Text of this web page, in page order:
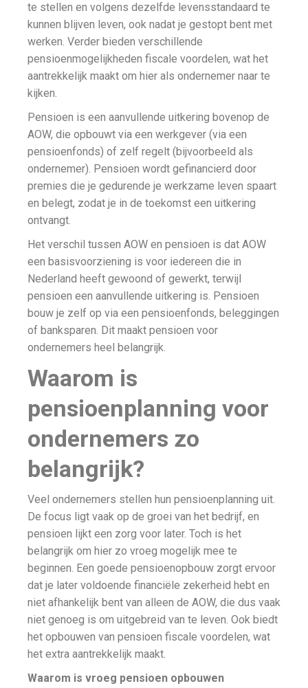
te stellen en volgens dezelfde levensstandaard te
kunnen blijven leven, ook nadat je gestopt bent met
werken. Verder bieden verschillende
pensioenmogelijkheden fiscale voordelen, wat het
aantrekkelijk maakt om hier als ondernemer naar te
kijken.
Pensioen is een aanvullende uitkering bovenop de
AOW, die opbouwt via een werkgever (via een
pensioenfonds) of zelf regelt (bijvoorbeeld als
ondernemer). Pensioen wordt gefinancierd door
premies die je gedurende je werkzame leven spaart
en belegt, zodat je in de toekomst een uitkering
ontvangt.
Het verschil tussen AOW en pensioen is dat AOW
een basisvoorziening is voor iedereen die in
Nederland heeft gewoond of gewerkt, terwijl
pensioen een aanvullende uitkering is. Pensioen
bouw je zelf op via een pensioenfonds, beleggingen
of banksparen. Dit maakt pensioen voor
ondernemers heel belangrijk.
Waarom is
pensioenplanning voor
ondernemers zo
belangrijk?
Veel ondernemers stellen hun pensioenplanning uit.
De focus ligt vaak op de groei van het bedrijf, en
pensioen lijkt een zorg voor later. Toch is het
belangrijk om hier zo vroeg mogelijk mee te
beginnen. Een goede pensioenopbouw zorgt ervoor
dat je later voldoende financiële zekerheid hebt en
niet afhankelijk bent van alleen de AOW, die dus vaak
niet genoeg is om uitgebreid van te leven. Ook biedt
het opbouwen van pensioen fiscale voordelen, wat
het extra aantrekkelijk maakt.
Waarom is vroeg pensioen opbouwen